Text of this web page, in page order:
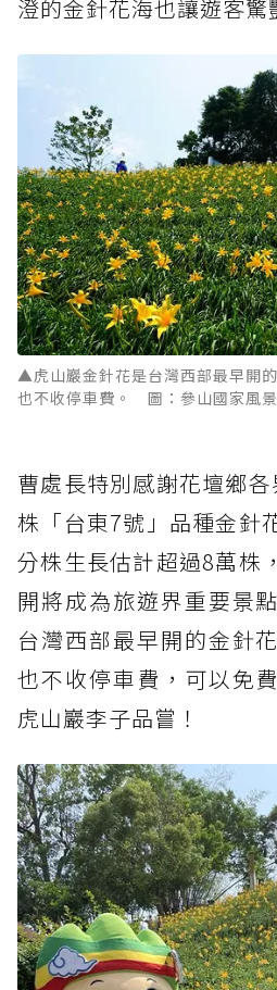
澄的金針花海也讓遊客驚
▲虎山巖金針花是台灣西部最早開
也不收停車費。 圖：參山國家風
曹處長特別感謝花壇鄉
株「台東7號」品種金針
分株生長估計超過8萬株
開將成為旅遊界重要景
台灣西部最早開的金針
也不收停車費，可以免
虎山巖李子品嘗！